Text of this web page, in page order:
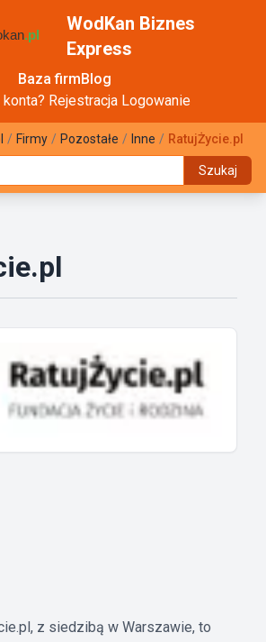
WodKan Biznes
Express
Baza firmBlog
Rejestracja Logowanie
/ Firmy / Pozostałe / Inne / RatujŻycie.pl
Szukaj
z siedzibą w Warszawie, to